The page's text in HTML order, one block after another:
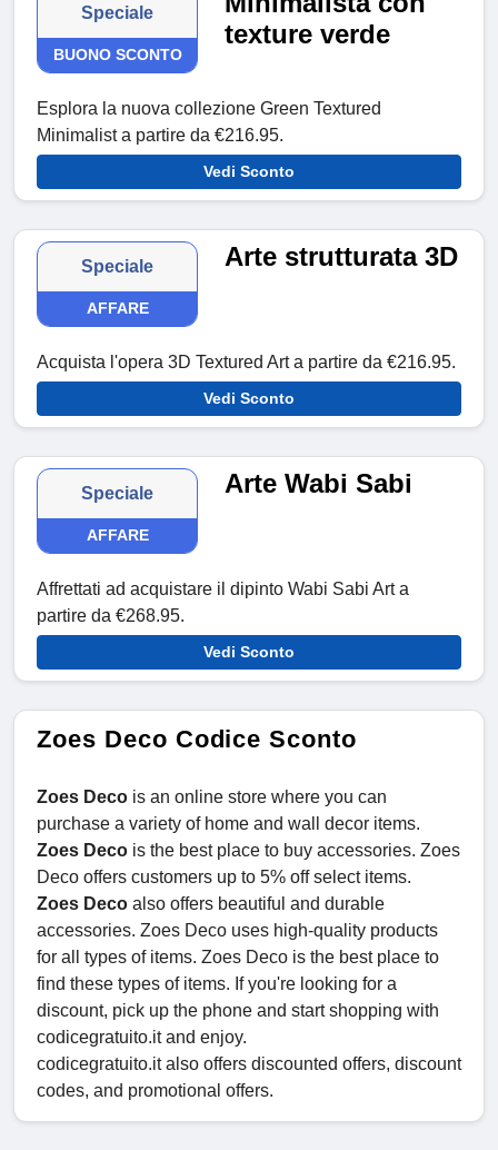
Speciale
BUONO SCONTO
texture verde
Esplora la nuova collezione Green Textured
Minimalist a partire da €216.95.
Vedi Sconto
Speciale
AFFARE
Arte strutturata 3D
Acquista l'opera 3D Textured Art a partire da €216.95.
Vedi Sconto
Speciale
AFFARE
Arte Wabi Sabi
Affrettati ad acquistare il dipinto Wabi Sabi Art a
partire da €268.95.
Vedi Sconto
Zoes Deco Codice Sconto
Zoes Deco is an online store where you can
purchase a variety of home and wall decor items.
Zoes Deco is the best place to buy accessories. Zoes
Deco offers customers up to 5% off select items.
Zoes Deco also offers beautiful and durable
accessories. Zoes Deco uses high-quality products
for all types of items. Zoes Deco is the best place to
find these types of items. If you're looking for a
discount, pick up the phone and start shopping with
codicegratuito.it and enjoy.
codicegratuito.it also offers discounted offers, discount
codes, and promotional offers.